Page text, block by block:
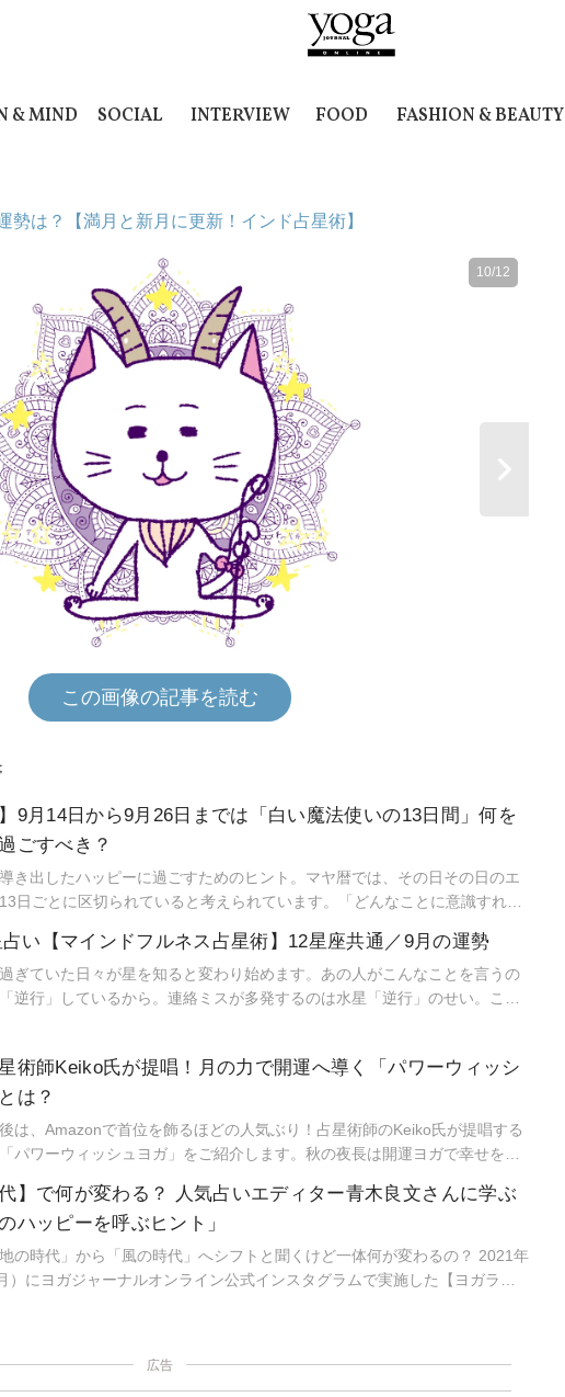
& MIND SOCIAL INTERVIEW FOOD FASHION & BEAUTY
勢は？【満月と新月に更新！インド占星術】
10/12
この画像の記事を読む
】9月14日から9月26日までは「白い魔法使いの13日間」何を
ごすべき？
き出したハッピーに過ごすためのヒント。マヤ暦では、その日その日のエ
日ごとに区切られていると考えられています。「どんなことに意識すれば
い【マインドフルネス占星術】12星座共通／9月の運勢
ぎていた日々が星を知ると変わり始めます。あの人がこんなことを言うの
逆行」しているから。連絡ミスが多発するのは水星「逆行」のせい。こん
るようになるのです。「今、ここ」を生きるためのマインドフルネス占星
です。
術師Keiko氏が提唱！月の力で開運へ導く「パワーウィッシ
は？
は、Amazonで首位を飾るほどの人気ぶり！占星術師のKeiko氏が提唱する
パワーウィッシュヨガ」をご紹介します。秋の夜長は開運ヨガで幸せを引
代】で何が変わる？ 人気占いエディター青木良文さんに学ぶ
ハッピーを呼ぶヒント」
の時代」から「風の時代」へシフトと聞くけど一体何が変わるの？ 2021年
）にヨガジャーナルオンライン公式インスタグラムで実施した【ヨガライ
広告